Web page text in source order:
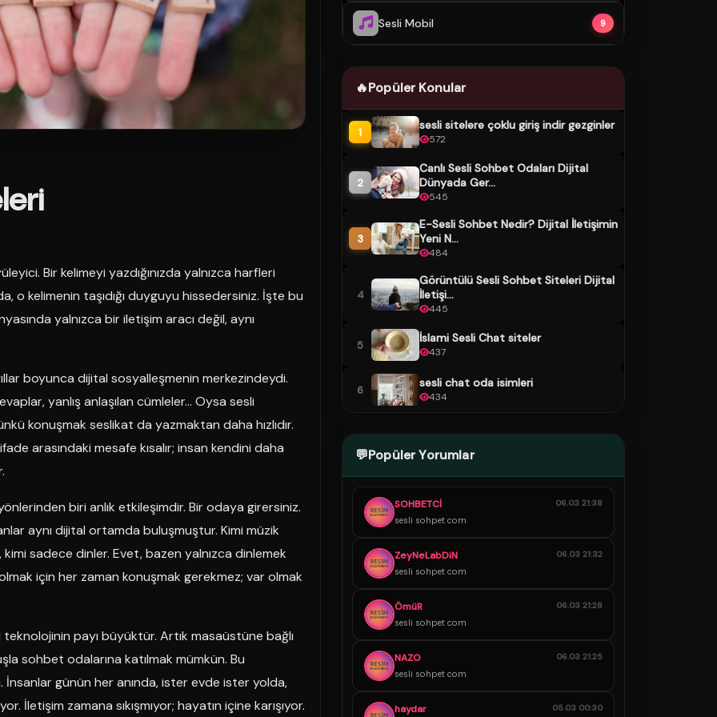
Bir kelimeyi yazdığınızda yalnızca harfleri
o kelimenin taşıdığı duyguyu hissedersiniz. İşte bu
yalnızca bir iletişim aracı değil, aynı
boyunca dijital sosyalleşmenin merkezindeydi.
yanlış anlaşılan cümleler… Oysa sesli
konuşmak seslikat da yazmaktan daha hızlıdır.
arasındaki mesafe kısalır; insan kendini daha
biri anlık etkileşimdir. Bir odaya girersiniz.
aynı dijital ortamda buluşmuştur. Kimi müzik
sadece dinler. Evet, bazen yalnızca dinlemek
için her zaman konuşmak gerekmez; var olmak
payı büyüktür. Artık masaüstüne bağlı
sohbet odalarına katılmak mümkün. Bu
İnsanlar günün her anında, ister evde ister yolda,
İletişim zamana sıkışmıyor; hayatın içine karışıyor.
Sesli Mobil 9
🔥Popüler Konular
1 sesli sitelere çoklu giriş indir gezginler
572
2
Canlı Sesli Sohbet Odaları Dijital
Dünyada Ger...
545
3
E-Sesli Sohbet Nedir? Dijital İletişimin
Yeni N...
484
4
Görüntülü Sesli Sohbet Siteleri Dijital
İletişi...
445
5 İslami Sesli Chat siteler
437
6 sesli chat oda isimleri
434
💬Popüler Yorumlar
SOHBETCİ
sesli sohpet com
06.03 21:38
ZeyNeLabDiN
sesli sohpet com
06.03 21:32
ÖmüR
sesli sohpet com
06.03 21:28
NAZO
sesli sohpet com
06.03 21:25
haydar 05.03 00:30